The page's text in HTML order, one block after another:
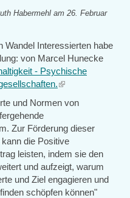
Habermehl am 26. Februar
Wandel Interessierten habe
von Marcel Hunecke
- Psychische
(link
external)
und Normen von
Zur Förderung dieser
die Positive
leisten, indem sie den
und aufzeigt, warum
und Ziel engagieren und
schöpfen können"